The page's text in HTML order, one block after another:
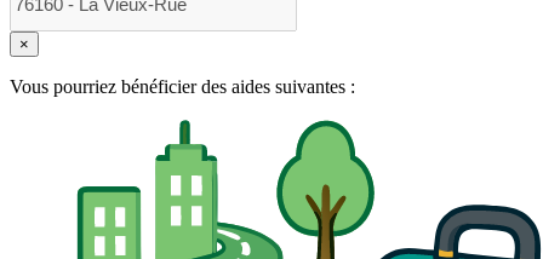
×
Vous pourriez bénéficier des aides suivantes :